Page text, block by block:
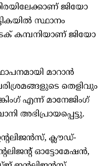
ജിയോ
സ്ഥാനം
കമ്പനിയാണ് ജിയോ
മാറാൻ
തെളിവും
എന്ന് മാനേജിംഗ്
അഭിപ്രായപ്പെട്ടു.
ക്ലൗഡ്-
ഓട്ടോമേഷൻ,